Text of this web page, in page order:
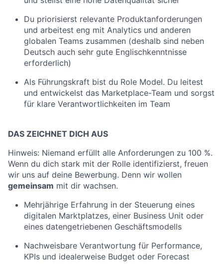
Du priorisierst relevante Produktanforderungen
und arbeitest eng mit Analytics und anderen
globalen Teams zusammen (deshalb sind neben
Deutsch auch sehr gute Englischkenntnisse
erforderlich)
Als Führungskraft bist du Role Model. Du leitest
und entwickelst das Marketplace-Team und sorgst
für klare Verantwortlichkeiten im Team
DAS ZEICHNET DICH AUS
Hinweis: Niemand erfüllt alle Anforderungen zu 100 %.
Wenn du dich stark mit der Rolle identifizierst, freuen
wir uns auf deine Bewerbung. Denn wir wollen
gemeinsam mit dir wachsen.
Mehrjährige Erfahrung in der Steuerung eines
digitalen Marktplatzes, einer Business Unit oder
eines datengetriebenen Geschäftsmodells
Nachweisbare Verantwortung für Performance,
KPIs und idealerweise Budget oder Forecast